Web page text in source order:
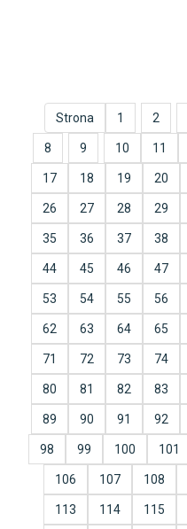
Strona 1 2
8 9 10 11
17 18 19 20
26 27 28 29
35 36 37 38
44 45 46 47
53 54 55 56
62 63 64 65
71 72 73 74
80 81 82 83
89 90 91 92
98 99 100 101
106 107 108
113 114 115